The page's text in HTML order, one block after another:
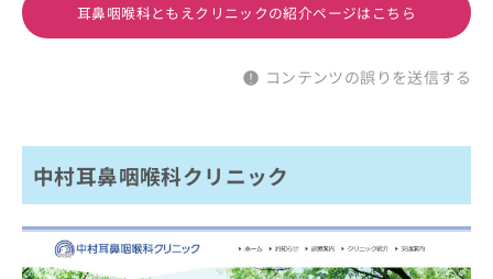
耳鼻咽喉科ともえクリニックの紹介ページはこちら
コンテンツの誤りを送信する
中村耳鼻咽喉科クリニック